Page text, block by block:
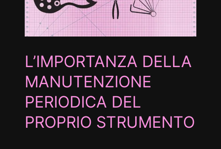
L’IMPORTANZA DELLA
MANUTENZIONE
PERIODICA DEL
PROPRIO STRUMENTO